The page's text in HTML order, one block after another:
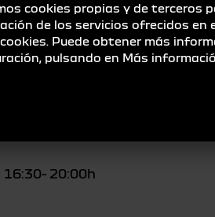
A TUS NECESIDADES!!
16:30- 20:00h
cookies propias y de terceros
de los servicios ofrecidos en
Puede obtener más
pulsando en Más